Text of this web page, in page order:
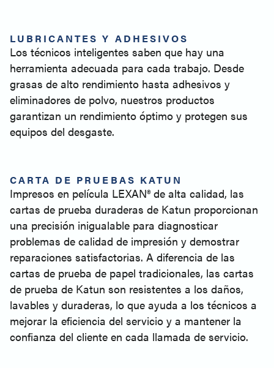
LUBRICANTES Y ADHESIVOS
Los técnicos inteligentes saben que hay una
herramienta adecuada para cada trabajo. Desde
grasas de alto rendimiento hasta adhesivos y
eliminadores de polvo, nuestros productos
garantizan un rendimiento óptimo y protegen sus
equipos del desgaste.
CARTA DE PRUEBAS KATUN
Impresos en película LEXAN® de alta calidad, las
cartas de prueba duraderas de Katun proporcionan
una precisión inigualable para diagnosticar
problemas de calidad de impresión y demostrar
reparaciones satisfactorias. A diferencia de las
cartas de prueba de papel tradicionales, las cartas
de prueba de Katun son resistentes a los daños,
lavables y duraderas, lo que ayuda a los técnicos a
mejorar la eficiencia del servicio y a mantener la
confianza del cliente en cada llamada de servicio.